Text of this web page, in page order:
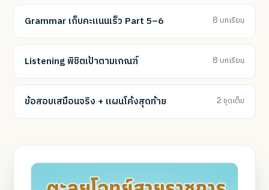
Grammar เก็บคะแนนเร็ว Part 5–6 8 บทเรียน
Listening พิชิตเป้าตามเกณฑ์ 8 บทเรียน
ข้อสอบเสมือนจริง + แผนโค้งสุดท้าย 2 ชุดเต็ม